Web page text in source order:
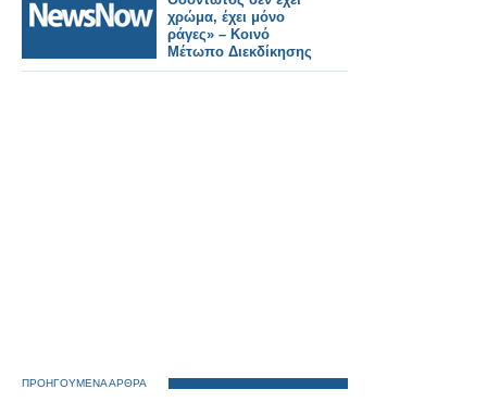
χρώμα, έχει μόνο
ράγες» – Κοινό
Μέτωπο Διεκδίκησης
ΠΡΟΗΓΟΥΜΕΝΑ ΑΡΘΡΑ